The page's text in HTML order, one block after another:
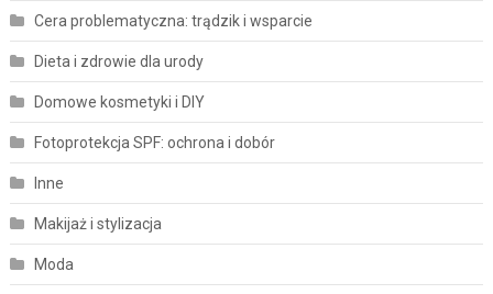
Cera problematyczna: trądzik i wsparcie
Dieta i zdrowie dla urody
Domowe kosmetyki i DIY
Fotoprotekcja SPF: ochrona i dobór
Inne
Makijaż i stylizacja
Moda